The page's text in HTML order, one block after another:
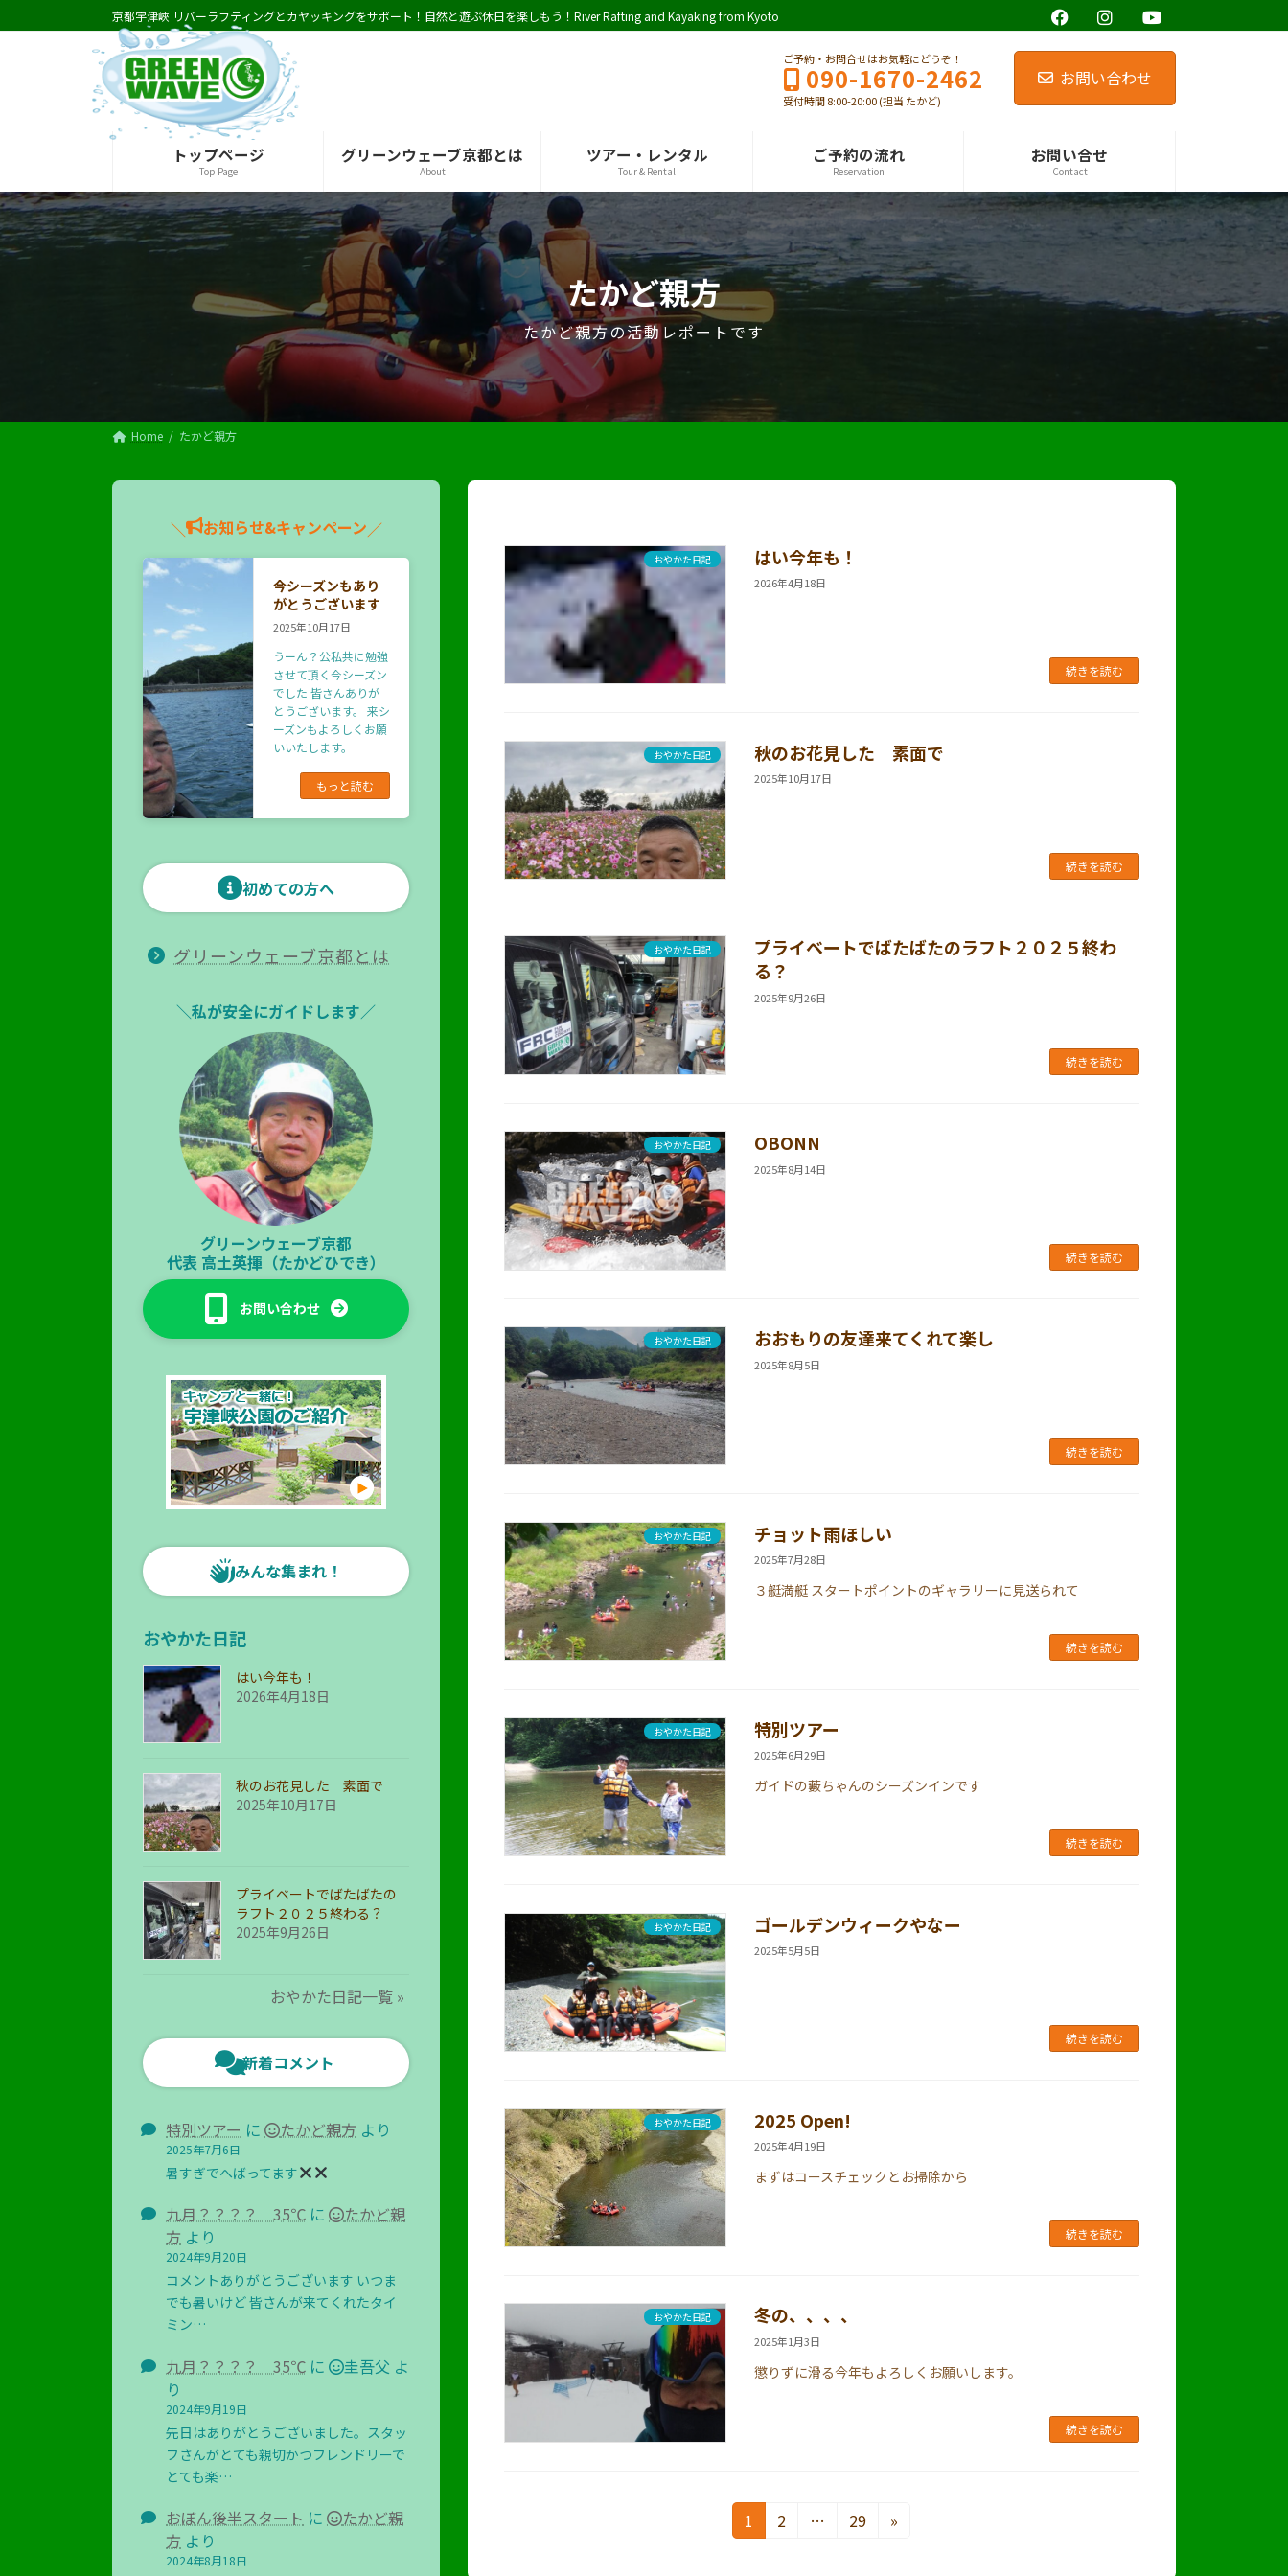
ン
ッ
プ
ビ
移
動
京都宇津峽 リバーラフティングとカヤッキングをサポート！自然と遊ぶ休日を楽しもう！River Rafting and Kayaking from Kyoto
ご予約・お問合せはお気軽にどうぞ！
090-1670-2462
受付時間 8:00-20:00 (担当 たかど)
お問い合わせ
トップページ
Top Page
グリーンウェーブ京都とは
About
ツアー・レンタル
Tour & Rental
ご予約の流れ
Reservation
お問い合せ
Contact
たかど親方
たかど親方の活動レポートです
Home たかど親方
おやかた日記 はい今年も！
2026年4月18日
続きを読む
おやかた日記 秋のお花見した 素面で
2025年10月17日
続きを読む
おやかた日記
プライベートでばたばたのラフト２０２５終わ
る？
2025年9月26日
続きを読む
おやかた日記 OBONN
2025年8月14日
続きを読む
おやかた日記 おおもりの友達来てくれて楽し
2025年8月5日
続きを読む
おやかた日記 チョット雨ほしい
2025年7月28日
３艇満艇 スタートポイントのギャラリーに見送られて
続きを読む
おやかた日記 特別ツアー
2025年6月29日
ガイドの藪ちゃんのシーズンインです
続きを読む
おやかた日記 ゴールデンウィークやなー
2025年5月5日
続きを読む
おやかた日記 2025 Open!
2025年4月19日
まずはコースチェックとお掃除から
続きを読む
おやかた日記 冬の、、、、
2025年1月3日
懲りずに滑る今年もよろしくお願いします。
続きを読む
固
定
1
固
2 …
固
29 »
＼ お知らせ&キャンペーン／
今シーズンもあり
がとうございます
2025年10月17日
うーん？公私共に勉強
させて頂く今シーズン
でした 皆さんありが
とうございます。 来シ
ーズンもよろしくお願
いいたします。
もっと読む
初めての方へ
グリーンウェーブ京都とは
＼私が安全にガイドします／
グリーンウェーブ京都
代表 高土英揮（たかどひでき）
お問い合わせ
みんな集まれ！
おやかた日記
はい今年も！
2026年4月18日
秋のお花見した 素面で
2025年10月17日
プライベートでばたばたの
ラフト２０２５終わる？
2025年9月26日
おやかた日記一覧 »
新着コメント
特別ツアー に たかど親方 より
2025年7月6日
暑すぎでへばってます
九月？？？？ 35℃ に
たかど親
方 より
2024年9月20日
コメントありがとうございます いつま
でも暑いけど 皆さんが来てくれたタイ
ミン…
九月？？？？ 35℃ に 圭吾父 よ
り
2024年9月19日
先日はありがとうございました。スタッ
フさんがとても親切かつフレンドリーで
とても楽…
おぼん後半スタート に
たかど親
方 より
2024年8月18日